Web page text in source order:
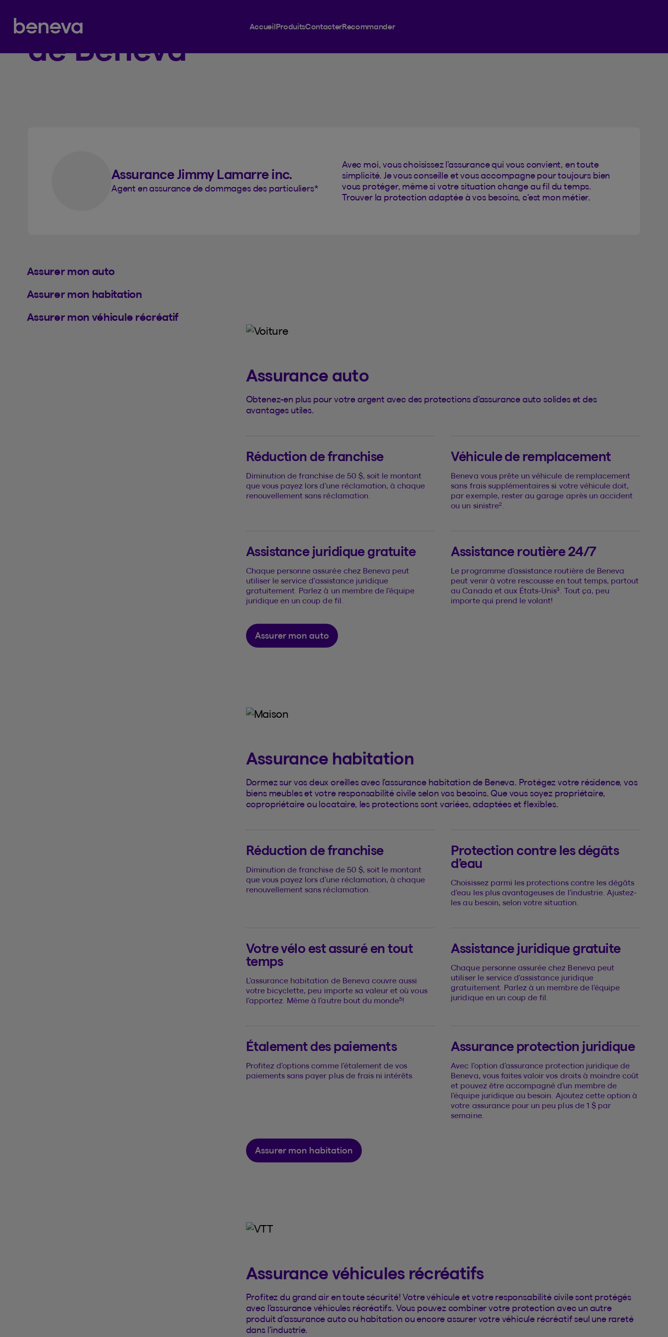
Partenaire Beneva AccueilProduitsContacterRecommander
Produits d’assurance
de Beneva
Assurance Jimmy Lamarre inc.
Agent en assurance de dommages des particuliers*
Avec moi, vous choisissez l’assurance qui vous convient, en toute
simplicité. Je vous conseille et vous accompagne pour toujours bien
vous protéger, même si votre situation change au fil du temps.
Trouver la protection adaptée à vos besoins, c’est mon métier.
Assurer mon auto
Assurer mon habitation
Assurer mon véhicule récréatif
Assurance auto
Obtenez-en plus pour votre argent avec des protections d’assurance auto solides et des
avantages utiles.
Réduction de franchise
Diminution de franchise de 50 $, soit le montant
que vous payez lors d’une réclamation, à chaque
renouvellement sans réclamation.
Véhicule de remplacement
Beneva vous prête un véhicule de remplacement
sans frais supplémentaires si votre véhicule doit,
par exemple, rester au garage après un accident
ou un sinistre2
Assistance juridique gratuite
Chaque personne assurée chez Beneva peut
utiliser le service d’assistance juridique
gratuitement. Parlez à un membre de l’équipe
juridique en un coup de fil.
Assistance routière 24/7
Le programme d’assistance routière de Beneva
peut venir à votre rescousse en tout temps, partout
au Canada et aux États-Unis3
. Tout ça, peu
importe qui prend le volant!
Assurer mon auto
Assurance habitation
Dormez sur vos deux oreilles avec l’assurance habitation de Beneva. Protégez votre résidence, vos
biens meubles et votre responsabilité civile selon vos besoins. Que vous soyez propriétaire,
copropriétaire ou locataire, les protections sont variées, adaptées et flexibles.
Réduction de franchise
Diminution de franchise de 50 $, soit le montant
que vous payez lors d’une réclamation, à chaque
renouvellement sans réclamation.
Protection contre les dégâts
d’eau
Choisissez parmi les protections contre les dégâts
d’eau les plus avantageuses de l’industrie. Ajustez-
les au besoin, selon votre situation.
Votre vélo est assuré en tout
temps
L’assurance habitation de Beneva couvre aussi
votre bicyclette, peu importe sa valeur et où vous
l’apportez. Même à l’autre bout du monde5!
Assistance juridique gratuite
Chaque personne assurée chez Beneva peut
utiliser le service d’assistance juridique
gratuitement. Parlez à un membre de l’équipe
juridique en un coup de fil.
Étalement des paiements
Profitez d’options comme l’étalement de vos
paiements sans payer plus de frais ni intérêts.
Assurance protection juridique
Avec l’option d’assurance protection juridique de
Beneva, vous faites valoir vos droits à moindre coût
et pouvez être accompagné d’un membre de
l’équipe juridique au besoin. Ajoutez cette option à
votre assurance pour un peu plus de 1 $ par
semaine.
Assurer mon habitation
Assurance véhicules récréatifs
Profitez du grand air en toute sécurité! Votre véhicule et votre responsabilité civile sont protégés
avec l’assurance véhicules récréatifs. Vous pouvez combiner votre protection avec un autre
produit d’assurance auto ou habitation ou encore assurer votre véhicule récréatif seul une rareté
dans l’industrie.